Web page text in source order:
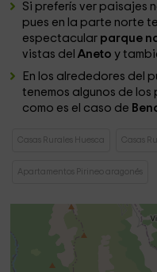
Si preferís ver paisajes
pues en la parte norte
espectacular parque
vistas delAnetoy
En los alrededores del
tenemos algunos de
como es el caso de
Casas Rurales Huesca Casas
Apartamentos Pirineo aragonés